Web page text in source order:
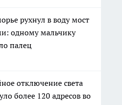
рухнул в воду мост
одному мальчику
палец
отключение света
более 120 адресов во